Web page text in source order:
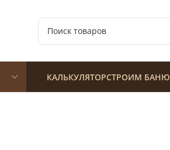
КАЛЬКУЛЯТОРСТРОИМ БАНЮ